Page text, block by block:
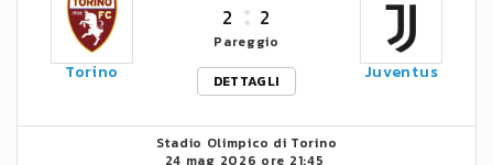
Torino
2 2
Pareggio
DETTAGLI
Juventus
Stadio Olimpico di Torino
24 mag 2026 ore 21:45